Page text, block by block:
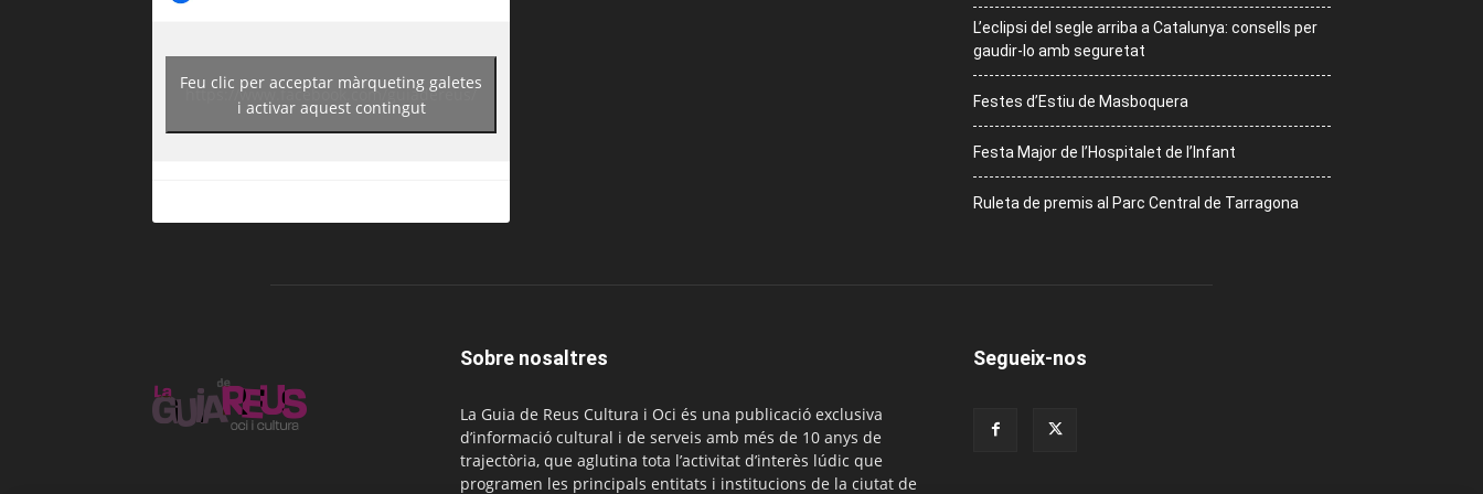
https://www.facebook.com/guiadereus/
Feu clic per acceptar màrqueting galetes
i activar aquest contingut
L’eclipsi del segle arriba a Catalunya: consells per
gaudir-lo amb seguretat
Festes d’Estiu de Masboquera
Festa Major de l’Hospitalet de l’Infant
Ruleta de premis al Parc Central de Tarragona
Sobre nosaltres
La Guia de Reus Cultura i Oci és una publicació exclusiva
d’informació cultural i de serveis amb més de 10 anys de
trajectòria, que aglutina tota l’activitat d’interès lúdic que
programen les principals entitats i institucions de la ciutat de
Segueix-nos